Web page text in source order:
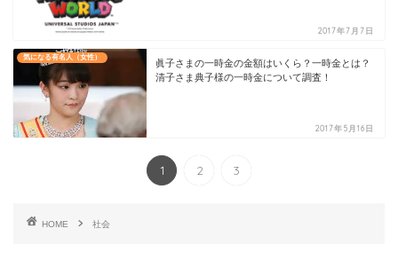
2017年7月7日
気になる有名人（女性）
眞子さまの一時金の金額はいくら？一時金とは？
清子さま典子様の一時金について調査！
2017年5月16日
1 2 3
HOME 社会